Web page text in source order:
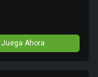
Juega Ahora